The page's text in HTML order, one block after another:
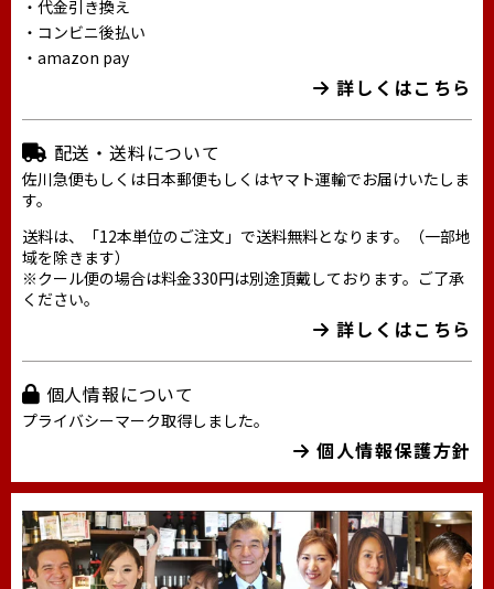
・代金引き換え
・コンビニ後払い
・amazon pay
詳しくはこちら
配送・送料について
佐川急便もしくは日本郵便もしくはヤマト運輸でお届けいたしま
す。
送料は、「12本単位のご注文」で送料無料となります。（一部地
域を除きます）
※クール便の場合は料金330円は別途頂戴しております。ご了承
ください。
詳しくはこちら
個人情報について
プライバシーマーク取得しました。
個人情報保護方針